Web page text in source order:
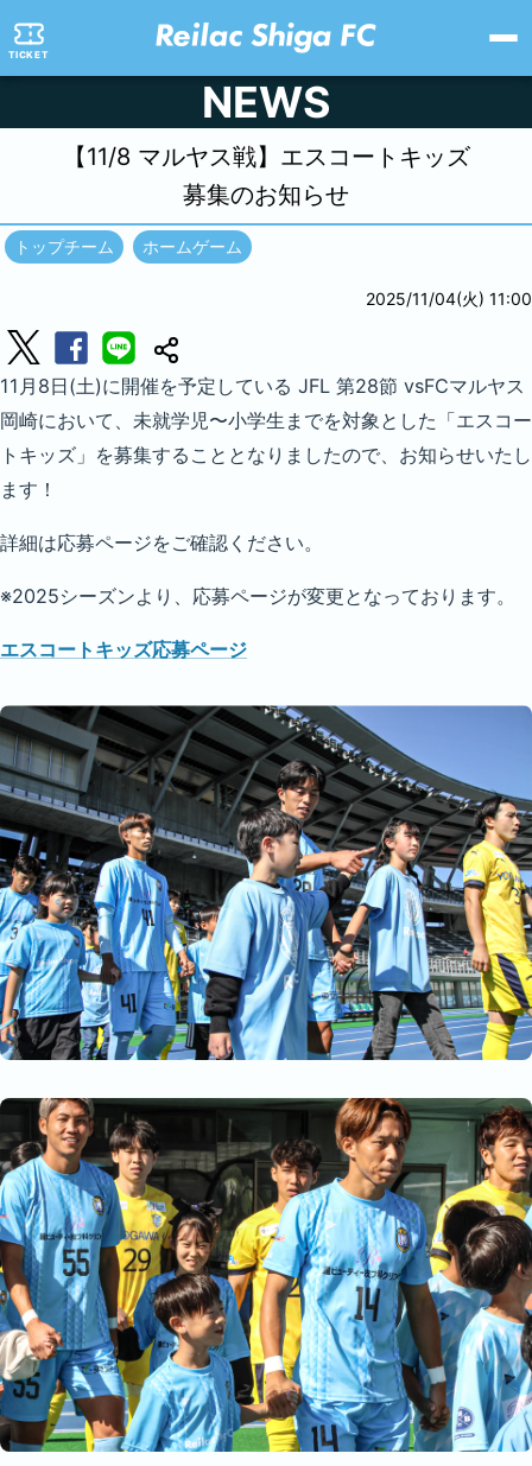
TICKET
NEWS
【11/8 マルヤス戦】 エスコートキッズ
募集のお知らせ
トップチーム ホームゲーム
2025/11/04(火) 11:00
11月8日(土)に開催を予定している JFL 第28節 vsFCマルヤス
岡崎において、未就学児〜小学生までを対象とした「エスコー
トキッズ」を募集することとなりましたので、お知らせいたし
ます！
詳細は応募ページをご確認ください。
※2025シーズンより、応募ページが変更となっております。
エスコートキッズ応募ページ